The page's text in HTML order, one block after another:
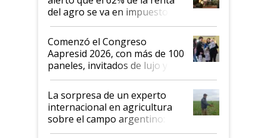
del agro se va en impuestos:
"No es bueno que en
Argentina se sigan discutiendo
las mismas cosas de hace 50
años"
Comenzó el Congreso
Aapresid 2026, con más de 100
paneles, invitados de lujo y
todas las tendencias
La sorpresa de un experto
internacional en agricultura
sobre el campo argentino:
"Estoy muy impresionado"